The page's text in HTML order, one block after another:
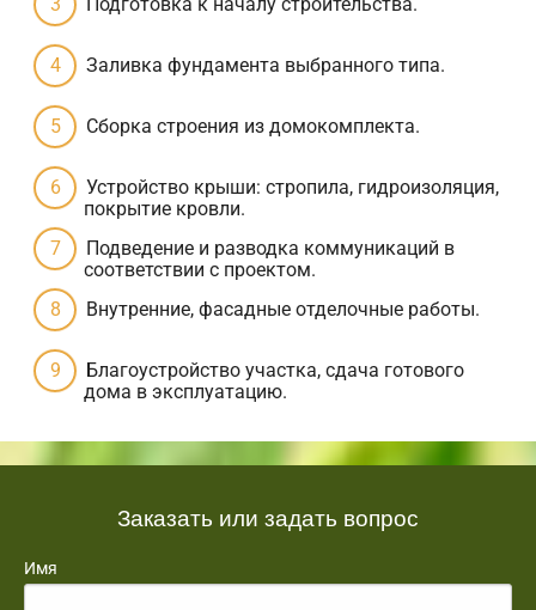
Заливка фундамента выбранного типа.
Сборка строения из домокомплекта.
Устройство крыши: стропила, гидроизоляция,
покрытие кровли.
Подведение и разводка коммуникаций в
соответствии с проектом.
Внутренние, фасадные отделочные работы.
Благоустройство участка, сдача готового
дома в эксплуатацию.
Заказать или задать вопрос
Имя